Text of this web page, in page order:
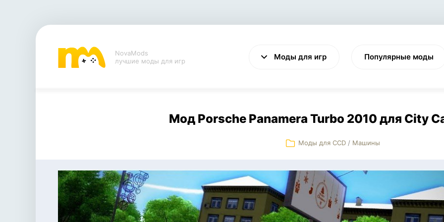
NovaMods
лучшие моды для игр
Моды для игр
VALHEIM CYBERPUNK 2077
Популярные моды
Мод Porsche Panamera Turbo 2010 для City
Моды для CCD / Машины